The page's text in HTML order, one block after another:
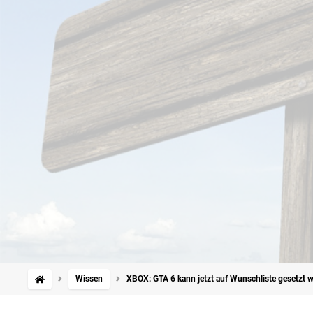
Wissen XBOX: GTA 6 kann jetzt auf Wunschliste gesetzt